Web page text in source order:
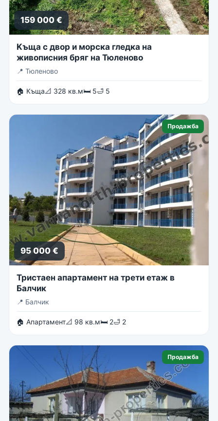
159 000 €
Kъща с двор и морска гледка на
живописния бряг на Тюленово
📍 Тюленово
🏠 Къща📐 328 кв.м🛏 5🛁 5
Продажба
95 000 €
Тристаен апартамент на трети етаж в
Балчик
📍 Балчик
🏠 Апартамент📐 98 кв.м🛏 2🛁 2
Продажба